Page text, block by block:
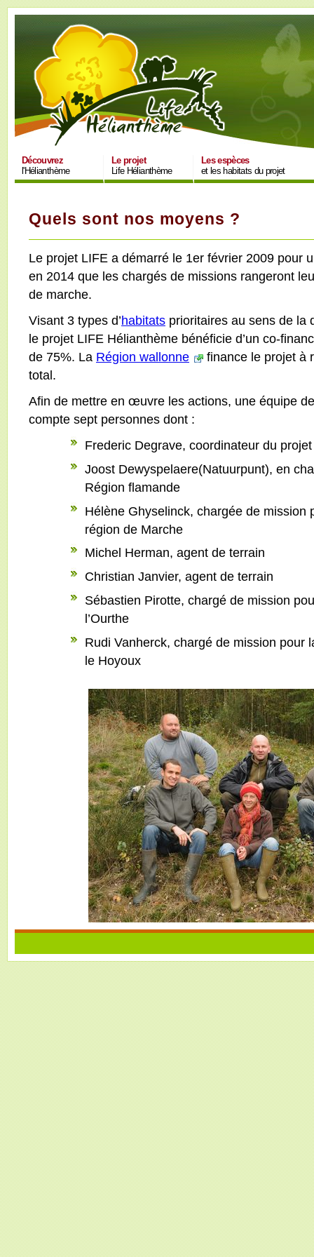
Découvrez
l'Hélianthème
Le projet
Life Hélianthème
Les espèces
et les habitats du projet
Quels sont nos moyens ?
Le projet LIFE a démarré le 1er février 2009 pour
en 2014 que les chargés de missions rangeront
de marche.
Visant 3 types d’habitats prioritaires au sens de la
le projet LIFE Hélianthème bénéficie d’un co-
de 75%. La Région wallonne
finance le projet à
total.
Afin de mettre en œuvre les actions, une équipe
compte sept personnes dont :
Frederic Degrave, coordinateur du projet
Joost Dewyspelaere(Natuurpunt), en
Région flamande
Hélène Ghyselinck, chargée de mission
région de Marche
Michel Herman, agent de terrain
Christian Janvier, agent de terrain
Sébastien Pirotte, chargé de mission
l’Ourthe
Rudi Vanherck, chargé de mission pour
le Hoyoux